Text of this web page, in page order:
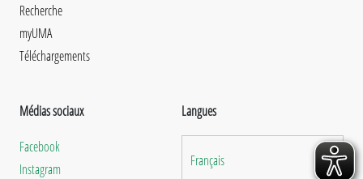
Recherche
myUMA
Téléchargements
Médias sociaux
Facebook
Instagram
Langues
Français